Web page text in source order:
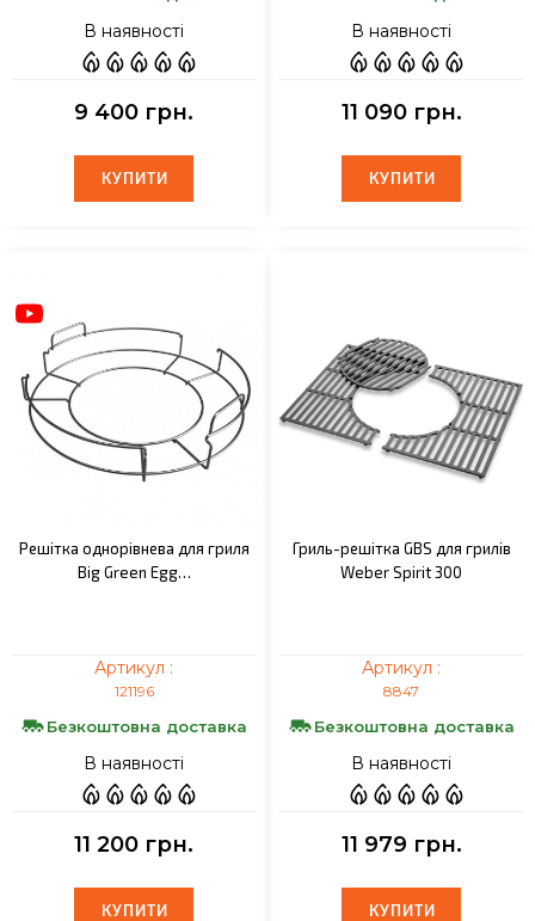
В наявності
9 400 грн.
КУПИТИ
КУПИТИ
В наявності
11 090 грн.
КУПИТИ
КУПИТИ
Решітка однорівнева для гриля
Big Green Egg…
Артикул :
121196
Безкоштовна доставка
В наявності
11 200 грн.
КУПИТИ
КУПИТИ
Гриль-решітка GBS для грилів
Weber Spirit 300
Артикул :
8847
Безкоштовна доставка
В наявності
11 979 грн.
КУПИТИ
КУПИТИ